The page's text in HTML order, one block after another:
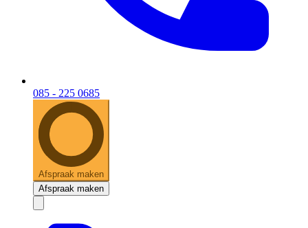
085 - 225 0685
Afspraak maken
Afspraak maken